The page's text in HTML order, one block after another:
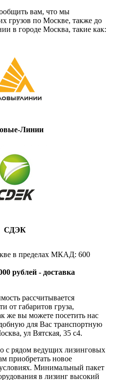
вам, что мы
грузов по Москве, также до
в городе Москва, такие как:
Линии
СДЭК
в пределах МКАД: 600
рублей - доставка
рассчитывается
от габаритов груза,
же вы можете посетить нас
для Вас транспортную
ул Вятская, 35 c4.
с рядом ведущих лизинговых
приобретать новое
Минимальный пакет
в лизинг высокий